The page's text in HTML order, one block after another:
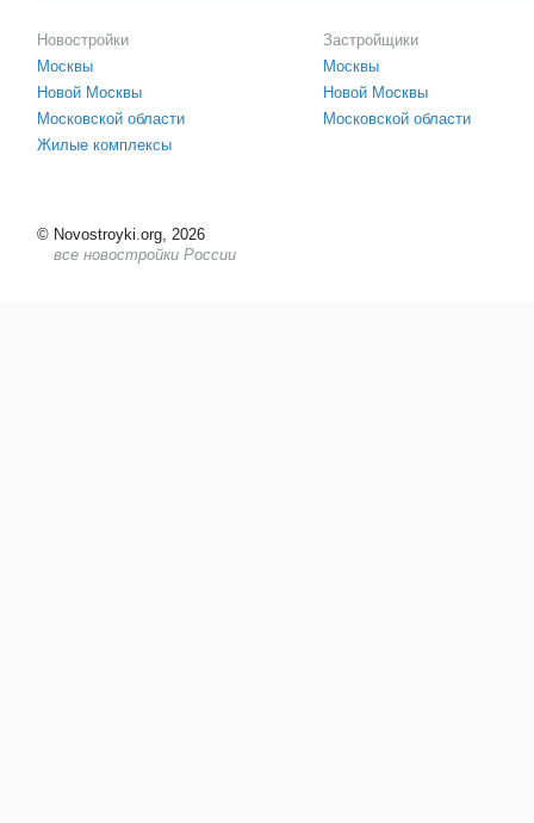
Новостройки
Москвы
Новой Москвы
Московской области
Жилые комплексы
Застройщики
Москвы
Новой Москвы
Московской области
© Novostroyki.org, 2026
все новостройки России